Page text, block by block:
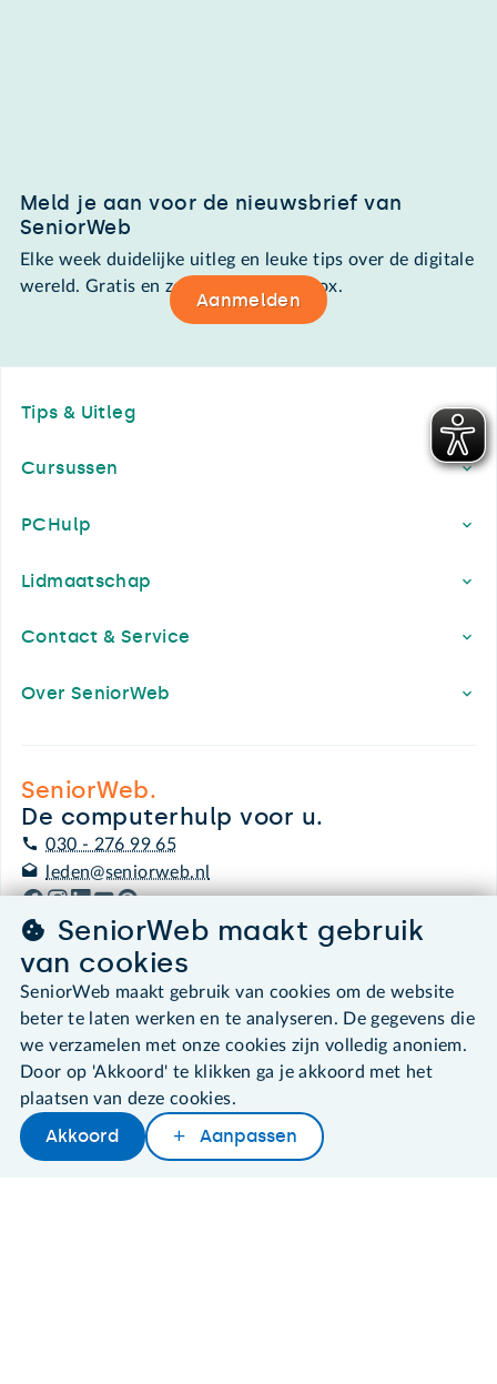
Later lezenDelenWoordenboek
Meld je aan voor de nieuwsbrief van
SeniorWeb
Elke week duidelijke uitleg en leuke tips over de digitale
wereld. Gratis en zomaar in de mailbox.
Aanmelden
Tips & Uitleg
Cursussen
PCHulp
Lidmaatschap
Contact & Service
Over SeniorWeb
SeniorWeb.
De computerhulp voor u.
030 - 276 99 65
leden@seniorweb.nl
©2026 SeniorWeb
Algemene voorwaarden
Cookies en cookie-instellingen
Disclaimer
Privacybeleid
About SeniorWeb
SeniorWeb maakt gebruik
van cookies
SeniorWeb maakt gebruik van cookies om de website
beter te laten werken en te analyseren. De gegevens die
we verzamelen met onze cookies zijn volledig anoniem.
Door op 'Akkoord' te klikken ga je akkoord met het
plaatsen van deze cookies.
Akkoord Aanpassen